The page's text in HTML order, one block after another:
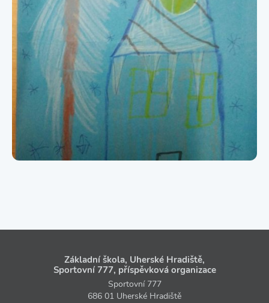
Základní škola, Uherské Hradiště,
Sportovní 777, příspěvková organizace
Sportovní 777
686 01 Uherské Hradiště